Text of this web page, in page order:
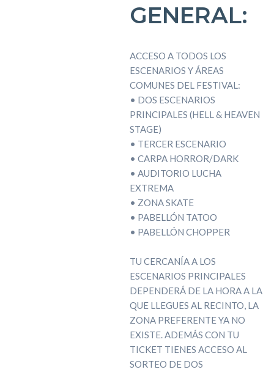
GENERAL:
ACCESO A TODOS LOS
ESCENARIOS Y ÁREAS
COMUNES DEL FESTIVAL:
• DOS ESCENARIOS
PRINCIPALES (HELL & HEAVEN
STAGE)
• TERCER ESCENARIO
• CARPA HORROR/DARK
• AUDITORIO LUCHA
EXTREMA
• ZONA SKATE
• PABELLÓN TATOO
• PABELLÓN CHOPPER
TU CERCANÍA A LOS
ESCENARIOS PRINCIPALES
DEPENDERÁ DE LA HORA A LA
QUE LLEGUES AL RECINTO, LA
ZONA PREFERENTE YA NO
EXISTE. ADEMÁS CON TU
TICKET TIENES ACCESO AL
SORTEO DE DOS